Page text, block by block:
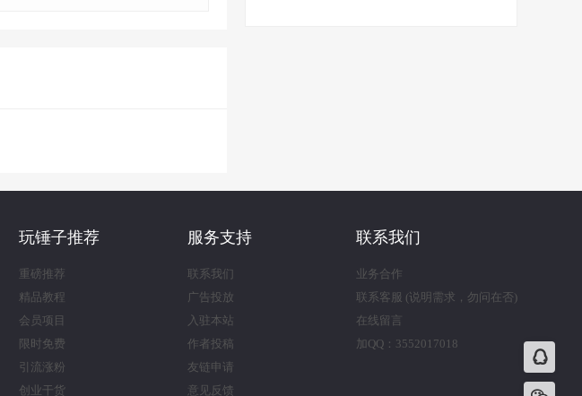
玩锤子推荐
重磅推荐
精品教程
会员项目
限时免费
引流涨粉
创业干货
服务支持
联系我们
广告投放
入驻本站
作者投稿
友链申请
意见反馈
联系我们
业务合作
联系客服 (说明需求，勿问在否)
在线留言
加QQ：3552017018